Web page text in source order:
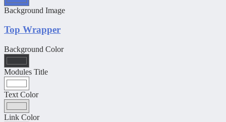
Background Image
Top Wrapper
Background Color
Modules Title
Text Color
Link Color